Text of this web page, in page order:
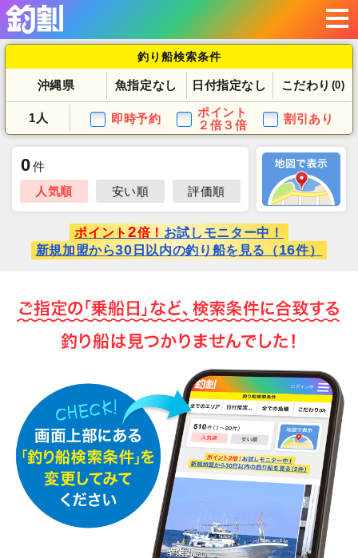
釣り船検索条件
沖縄県 魚指定なし 日付指定なし こだわり (0)
1人 即時予約
ポイント
２倍３倍
割引あり
0件
人気順
安い順 評価順
ポイント 2倍！ お試しモニター中！
新規加盟から30 日以内の釣り船を見る（16件）